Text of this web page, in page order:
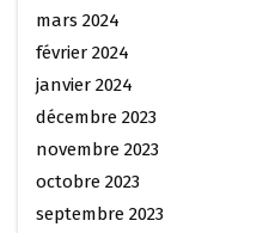
mars 2024
février 2024
janvier 2024
décembre 2023
novembre 2023
octobre 2023
septembre 2023